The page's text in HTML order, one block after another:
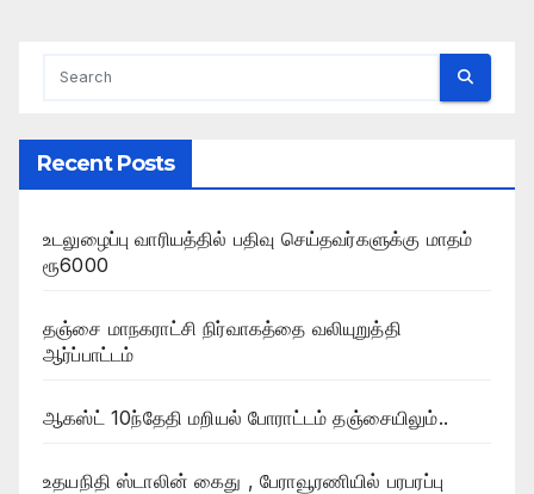
Recent Posts
உடலுழைப்பு வாரியத்தில் பதிவு செய்தவர்களுக்கு மாதம்
ரூ6000
தஞ்சை மாநகராட்சி நிர்வாகத்தை வலியுறுத்தி
ஆர்ப்பாட்டம்
ஆகஸ்ட் 10ந்தேதி மறியல் போராட்டம் தஞ்சையிலும்..
உதயநிதி ஸ்டாலின் கைது , பேராவூரணியில் பரபரப்பு